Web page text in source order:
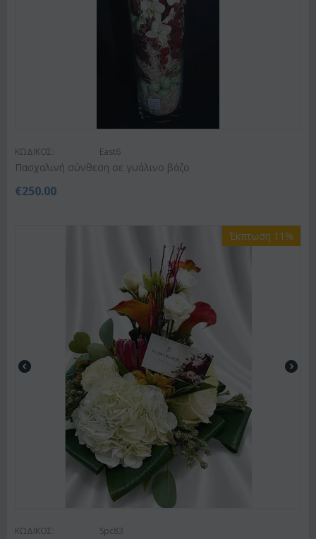
ΚΩΔΙΚΟΣ: East6
Πασχαλινή σύνθεση σε γυάλινο βάζο
€250.00
Έκπτωση 11%
ΚΩΔΙΚΟΣ: Spc83